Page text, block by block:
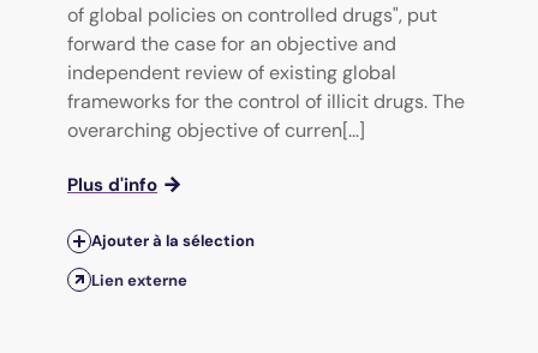
of global policies on controlled drugs", put
forward the case for an objective and
independent review of existing global
frameworks for the control of illicit drugs. The
overarching objective of curren[...]
Plus d'info
Ajouter à la sélection
Lien externe